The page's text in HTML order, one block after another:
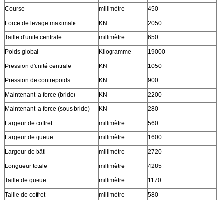
Course millimètre 450
Force de levage maximale KN 2050
Taille d'unité centrale millimètre 650
Poids global Kilogramme 19000
Pression d'unité centrale KN 1050
Pression de contrepoids KN 900
Maintenant la force (bride) KN 2200
Maintenant la force (sous bride) KN 280
Largeur de coffret millimètre 560
Largeur de queue millimètre 1600
Largeur de bâti millimètre 2720
Longueur totale millimètre 4285
Taille de queue millimètre 1170
Taille de coffret millimètre 580